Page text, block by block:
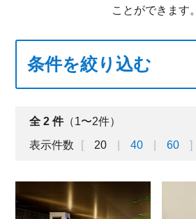
ことができます。
条件を絞り込む
全2 件（1〜2件）
表示件数
20 40 60